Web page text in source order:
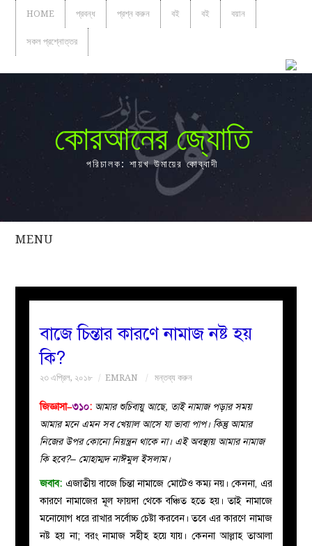
HOME প্রবন্ধ প্রশ্ন করুন বই বই বয়ান
সকল প্রশ্নোত্তর
কোরআনের জ্যোতি
পরিচালক: শায়খ উমায়ের কোব্বাদী
MENU
সকল
বয়ান
নারীদের
ইসলাহী
মজলিস
প্রশ্ন
বাজে চিন্তার কারণে নামাজ নষ্ট হয়
কি?
২৩ এপ্রিল, ২০১৮ EMRAN মন্তব্য করুন
জিজ্ঞাসা–৩১০: আমার শুচিবায়ু আছে, তাই নামাজ পড়ার সময়
আমার মনে এমন সব খেয়াল আসে যা ভাবা পাপ। কিন্তু আমার
নিজের উপর কোনো নিয়ন্ত্রন থাকে না। এই অবস্থায় আমার নামাজ
কি হবে?– মোহাম্মদ নাঈমুল ইসলাম।
জবাব: এজাতীয় বাজে চিন্তা নামাজে মোটেও কম্য নয়। কেননা, এর
কারণে নামাজের মূল ফায়দা থেকে বঞ্চিত হতে হয়। তাই নামাজে
মনোযোগ ধরে রাখার সর্বোচ্চ চেষ্টা করবেন। তবে এর কারণে নামাজ
নষ্ট হয় না; বরং নামাজ সহীহ হয়ে যায়। কেননা আল্লাহ তাআলা